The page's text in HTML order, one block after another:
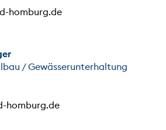
homburg.de
/ Gewässerunterhaltung
homburg.de